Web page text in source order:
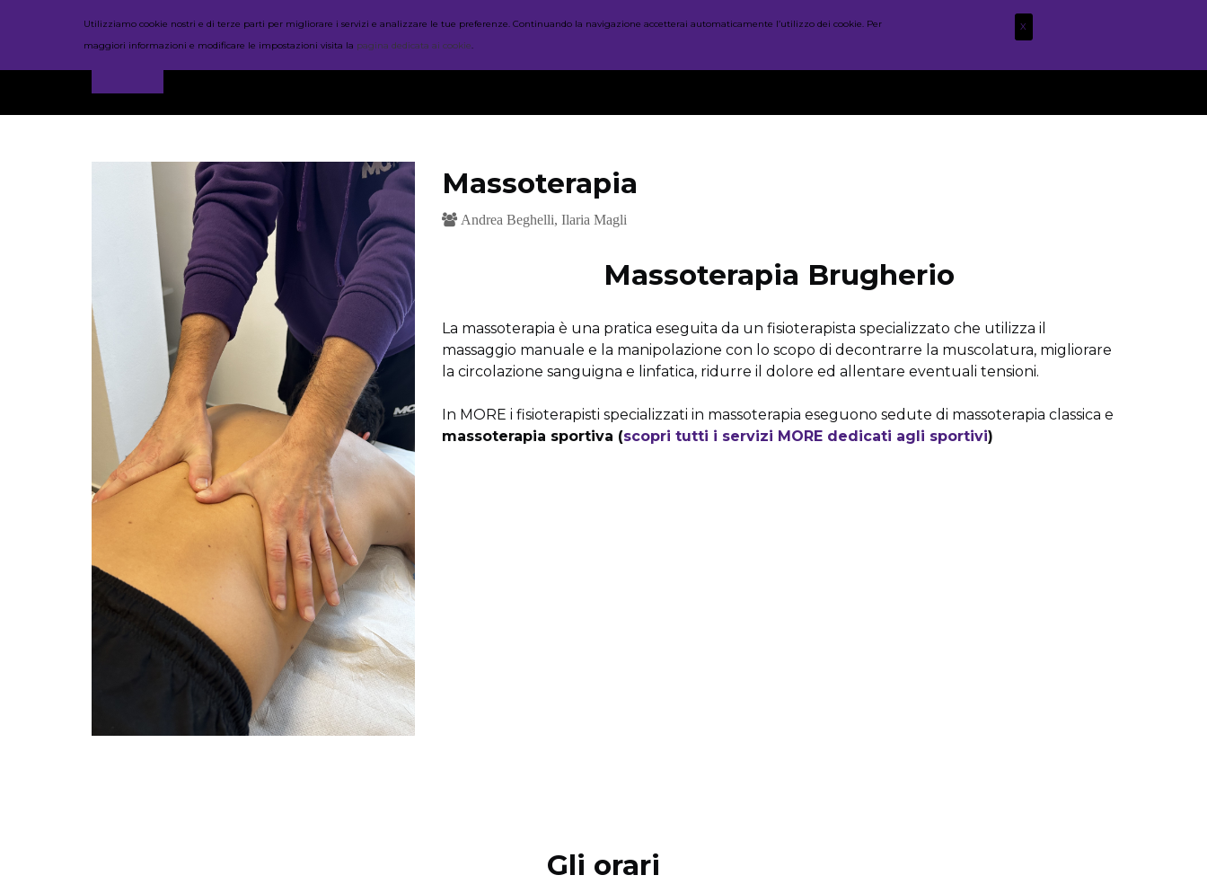
Massoterapia
Andrea Beghelli, Ilaria Magli
Massoterapia Brugherio
La massoterapia è una pratica eseguita da un fisioterapista specializzato che utilizza il
massaggio manuale e la manipolazione con lo scopo di decontrarre la muscolatura, migliorare
la circolazione sanguigna e linfatica, ridurre il dolore ed allentare eventuali tensioni.
In MORE i fisioterapisti specializzati in massoterapia eseguono sedute di massoterapia classica e
massoterapia sportiva (scopri tutti i servizi MORE dedicati agli sportivi)
Gli orari
Utilizziamo cookie nostri e di terze parti per migliorare i servizi e analizzare le tue preferenze. Continuando la navigazione accetterai automaticamente l’utilizzo dei cookie. Per
maggiori informazioni e modificare le impostazioni visita la pagina dedicata ai cookie.
X